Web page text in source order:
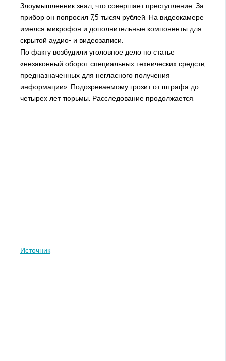
Злоумышленник знал, что совершает преступление. За
прибор он попросил 7,5 тысяч рублей. На видеокамере
имелся микрофон и дополнительные компоненты для
скрытой аудио- и видеозаписи.
По факту возбудили уголовное дело по статье
«незаконный оборот специальных технических средств,
предназначенных для негласного получения
информации». Подозреваемому грозит от штрафа до
четырех лет тюрьмы. Расследование продолжается.
Источник